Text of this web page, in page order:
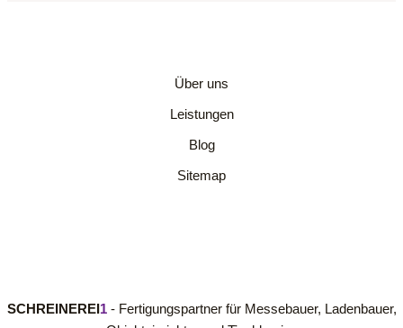
Über uns
Leistungen
Blog
Sitemap
SCHREINEREI 1- Fertigungspartner für Messebauer, Ladenbauer,